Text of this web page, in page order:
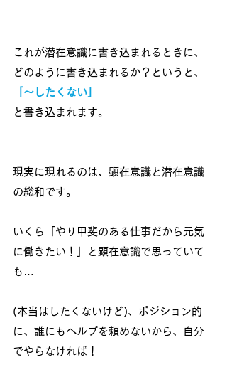
これが潜在意識に書き込まれるときに、
どのように書き込まれるか？というと、
「～したくない」
と書き込まれます。
現実に現れるのは、顕在意識と潜在意識
の総和です。
いくら「やり甲斐のある仕事だから元気
に働きたい！」と顕在意識で思っていて
も…
(本当はしたくないけど)、ポジション的
に、誰にもヘルプを頼めないから、自分
でやらなければ！